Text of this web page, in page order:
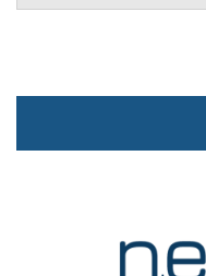
άρθρων